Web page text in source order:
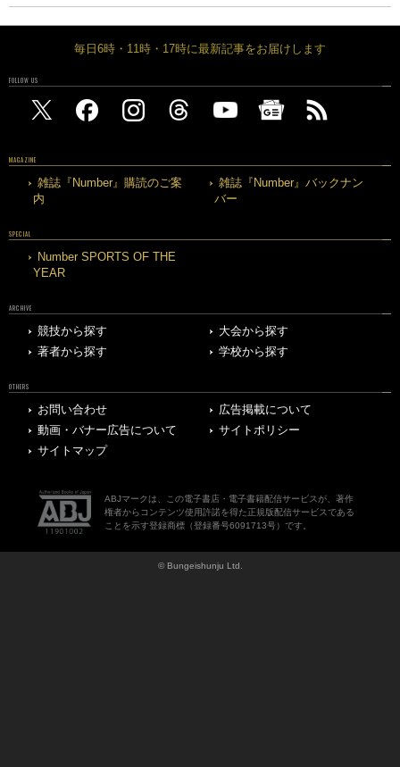
毎日6時・11時・17時に最新記事をお届けします
FOLLOW US
MAGAZINE
雑誌『Number』購読のご案
内
雑誌『Number』バックナン
バー
SPECIAL
Number SPORTS OF THE
YEAR
ARCHIVE
競技から探す
大会から探す
著者から探す
学校から探す
OTHERS
お問い合わせ
広告掲載について
動画・バナー広告について
サイトポリシー
サイトマップ
ABJマークは、この電子書店・電子書籍配信サービスが、著作
権者からコンテンツ使用許諾を得た正規版配信サービスである
ことを示す登録商標（登録番号6091713号）です。
© Bungeishunju Ltd.